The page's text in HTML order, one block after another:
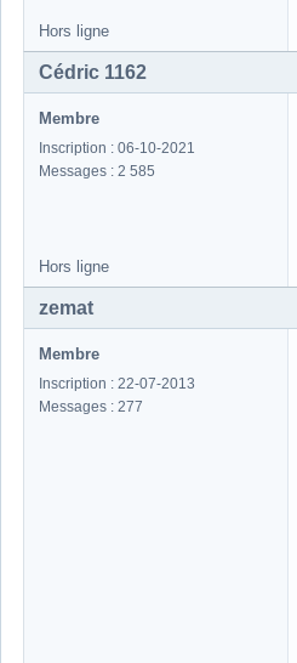
Hors ligne
Cédric 1162
Membre
Inscription : 06-10-2021
Messages : 2 585
Hors ligne
zemat
Membre
Inscription : 22-07-2013
Messages : 277